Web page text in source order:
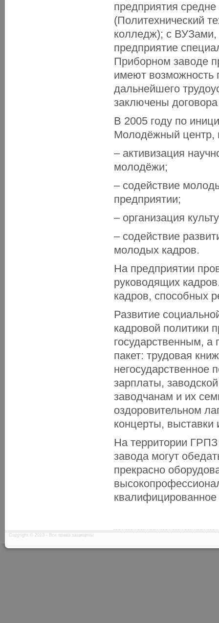
предприятия
(Политехнический
колледж); с
предприятие
Приборном заводе
имеют возможность
дальнейшего
заключены
В 2005 году по
Молодёжный центр,
– активизация
молодёжи;
– содействие
предприятии;
– организация
– содействие
молодых кадров.
На предприятии
руководящих
кадров, способных
Развитие
кадровой политики
государственным, а
пакет: трудовая
негосударственное
зарплаты,
заводчанам и их
оздоровительном
концерты, выставки
На территории ГРПЗ
завода могут
прекрасно
квалифицированное
Copyright © 2013 - Все права защищены